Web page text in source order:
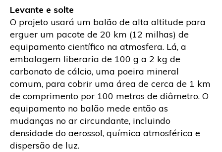
Levante e solte
O projeto usará um balão de alta altitude para
erguer um pacote de 20 km (12 milhas) de
equipamento científico na atmosfera. Lá, a
embalagem liberaria de 100 g a 2 kg de
carbonato de cálcio, uma poeira mineral
comum, para cobrir uma área de cerca de 1 km
de comprimento por 100 metros de diâmetro. O
equipamento no balão mede então as
mudanças no ar circundante, incluindo
densidade do aerossol, química atmosférica e
dispersão de luz.